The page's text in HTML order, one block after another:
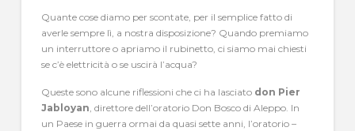
Quante cose diamo per scontate, per il semplice fatto di
averle sempre lì, a nostra disposizione? Quando premiamo
un interruttore o apriamo il rubinetto, ci siamo mai chiesti
se c’è elettricità o se uscirà l’acqua?
Queste sono alcune riflessioni che ci ha lasciato don Pier
Jabloyan, direttore dell’oratorio Don Bosco di Aleppo. In
un Paese in guerra ormai da quasi sette anni, l’oratorio –